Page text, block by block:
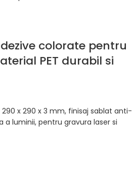
colorate pentru
PET durabil si